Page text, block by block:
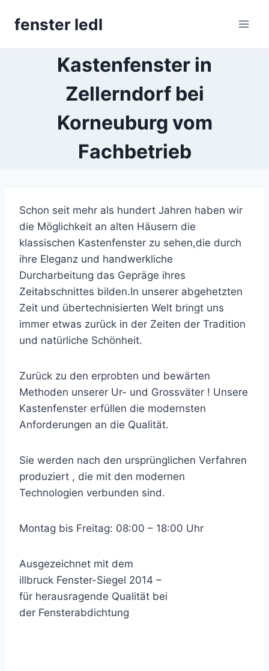
fenster ledl
Kastenfenster in
Zellerndorf bei
Korneuburg vom
Fachbetrieb
Schon seit mehr als hundert Jahren haben wir
die Möglichkeit an alten Häusern die
klassischen Kastenfenster zu sehen,die durch
ihre Eleganz und handwerkliche
Durcharbeitung das Gepräge ihres
Zeitabschnittes bilden.In unserer abgehetzten
Zeit und übertechnisierten Welt bringt uns
immer etwas zurück in der Zeiten der Tradition
und natürliche Schönheit.
Zurück zu den erprobten und bewärten
Methoden unserer Ur- und Grossväter ! Unsere
Kastenfenster erfüllen die modernsten
Anforderungen an die Qualität.
Sie werden nach den ursprünglichen Verfahren
produziert , die mit den modernen
Technologien verbunden sind.
Montag bis Freitag: 08:00 – 18:00 Uhr
Ausgezeichnet mit dem
illbruck Fenster-Siegel 2014 –
für herausragende Qualität bei
der Fensterabdichtung